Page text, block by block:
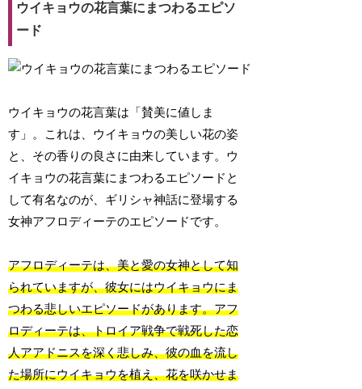
ウイキョウの花言葉にまつわるエピソ
ード
ウイキョウの花言葉は「賛美に値しま
す」。これは、ウイキョウの美しい花の姿
と、その香りの良さに由来しています。ウ
イキョウの花言葉にまつわるエピソードと
して有名なのが、ギリシャ神話に登場する
女神アフロディーテのエピソードです。
アフロディーテは、美と愛の女神として知
られていますが、彼女にはウイキョウにま
つわる悲しいエピソードがあります。アフ
ロディーテは、トロイア戦争で戦死した恋
人アアドニスを深く悲しみ、彼の血を流し
た場所にウイキョウを植え、花を咲かせま